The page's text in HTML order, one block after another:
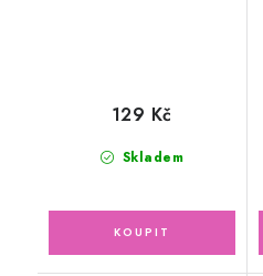
Skladem
129 Kč